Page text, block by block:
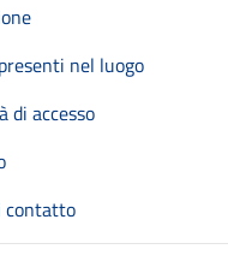
nel luogo
di accesso
contatto